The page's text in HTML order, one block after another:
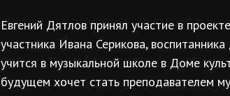
Евгений Дятлов принял участие в
участника Ивана Серикова,
учится в музыкальной школе в Доме
будущем хочет стать преподавателем